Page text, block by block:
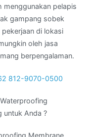
menggunakan pelapis
gampang sobek
di lokasi
oleh jasa
berpengalaman.
untuk Anda ?
Membrane